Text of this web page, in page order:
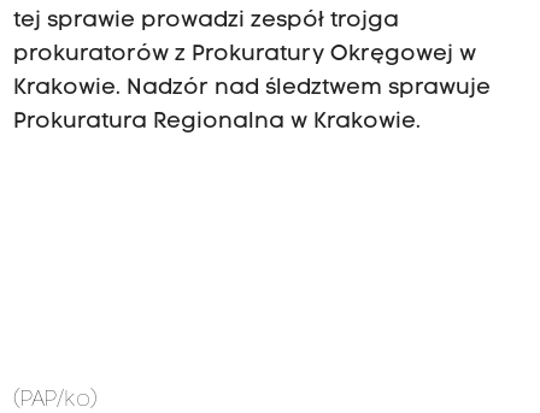
tej sprawie prowadzi zespół trojga
prokuratorów z Prokuratury Okręgowej w
Krakowie. Nadzór nad śledztwem sprawuje
Prokuratura Regionalna w Krakowie.
(PAP/ko)